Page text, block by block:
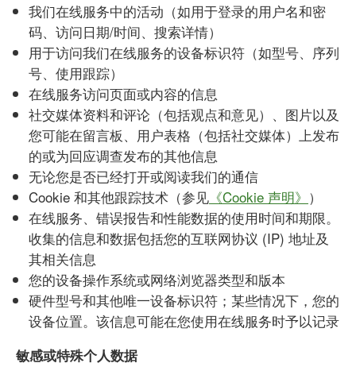
我们在线服务中的活动（如用于登录的用户名和密
码、访问日期/时间、搜索详情）
用于访问我们在线服务的设备标识符（如型号、序列
号、使用跟踪）
在线服务访问页面或内容的信息
社交媒体资料和评论（包括观点和意见）、图片以及
您可能在留言板、用户表格（包括社交媒体）上发布
的或为回应调查发布的其他信息
无论您是否已经打开或阅读我们的通信
Cookie 和其他跟踪技术（参见 《Cookie 声明》 ）
在线服务、错误报告和性能数据的使用时间和期限。
收集的信息和数据包括您的互联网协议 (IP) 地址及
其相关信息
您的设备操作系统或网络浏览器类型和版本
硬件型号和其他唯一设备标识符；某些情况下，您的
设备位置。该信息可能在您使用在线服务时予以记录
敏感或特殊个人数据